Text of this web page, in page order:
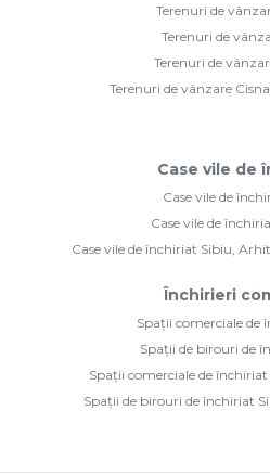
Terenuri de
Terenuri de
Terenuri de
Terenuri de vânzare
Case vile de
Case vile de
Case vile de
Case vile de închiriat Sibiu,
Închirieri
Spații comerciale de
Spații de birouri de
Spații comerciale de
Spații de birouri de închiriat